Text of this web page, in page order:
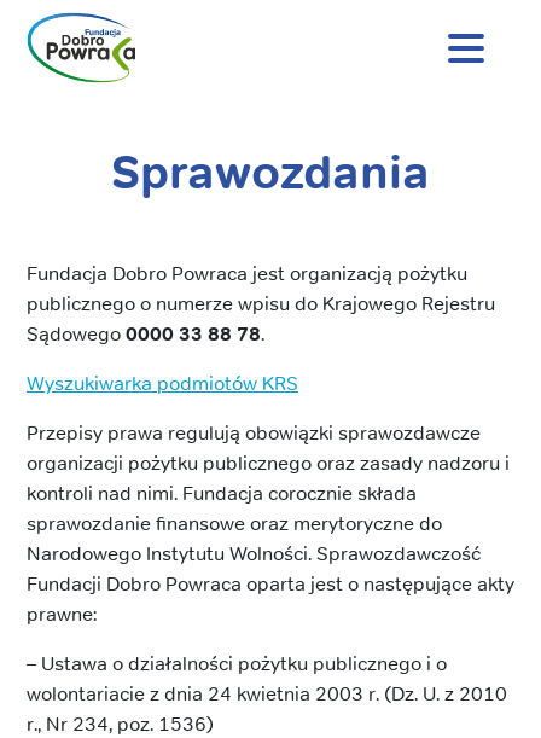
Nagłówek
Sprawozdania
Fundacja Dobro Powraca jest organizacją pożytku
publicznego o numerze wpisu do Krajowego Rejestru
Sądowego0000 33 88 78.
Wyszukiwarka podmiotów KRS
Przepisy prawa regulują obowiązki sprawozdawcze
organizacji pożytku publicznego oraz zasady nadzoru i
kontroli nad nimi. Fundacja corocznie składa
sprawozdanie finansowe oraz merytoryczne do
Narodowego Instytutu Wolności. Sprawozdawczość
Fundacji Dobro Powraca oparta jest o następujące akty
prawne:
– Ustawa o działalności pożytku publicznego i o
wolontariacie z dnia 24 kwietnia 2003 r. (Dz. U. z 2010
r., Nr 234, poz. 1536)